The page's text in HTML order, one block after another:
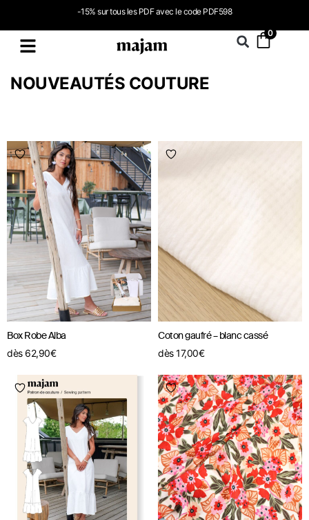
-15% sur tous les PDF avec le code PDF598
0
NOUVEAUTÉS COUTURE
Box Robe Alba
dès 62,90€
Coton gaufré – blanc cassé
dès17,00€